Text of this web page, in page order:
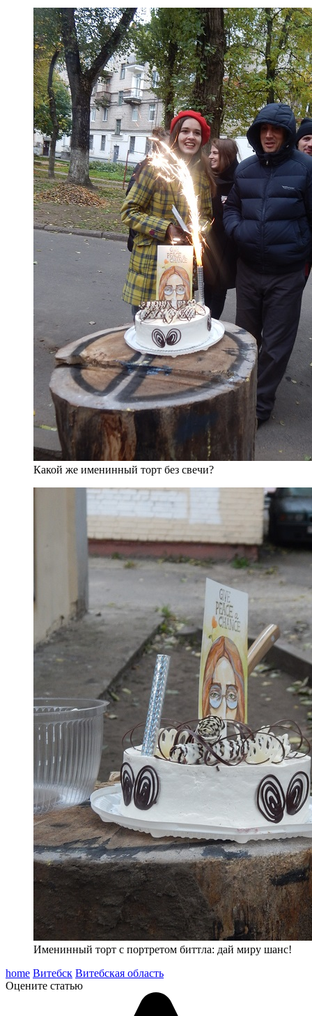
Какой же именинный торт без свечи?
Именинный торт с портретом биттла: дай миру шанс!
home Витебск Витебская область
Оцените статью